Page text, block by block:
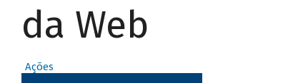
da Web
Ações